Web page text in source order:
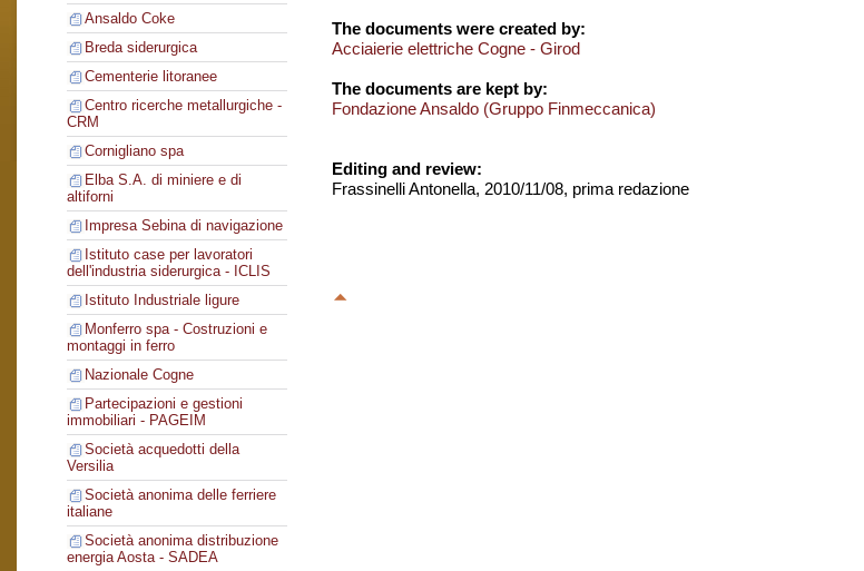
Ansaldo Coke
Breda siderurgica
Cementerie litoranee
Centro ricerche metallurgiche -
CRM
Cornigliano spa
Elba S.A. di miniere e di
altiforni
Impresa Sebina di navigazione
Istituto case per lavoratori
dell'industria siderurgica - ICLIS
Istituto Industriale ligure
Monferro spa - Costruzioni e
montaggi in ferro
Nazionale Cogne
Partecipazioni e gestioni
immobiliari - PAGEIM
Società acquedotti della
Versilia
Società anonima delle ferriere
italiane
Società anonima distribuzione
energia Aosta - SADEA
The documents were created by:
Acciaierie elettriche Cogne - Girod
The documents are kept by:
Fondazione Ansaldo (Gruppo Finmeccanica)
Editing and review:
Frassinelli Antonella, 2010/11/08, prima redazione